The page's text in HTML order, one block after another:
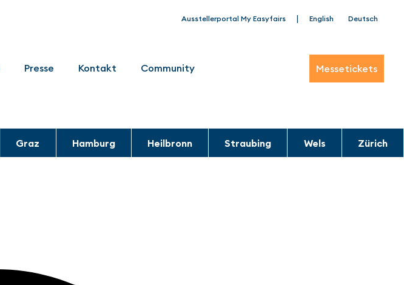
Ausstellerportal My Easyfairs | English Deutsch
Presse Kontakt Community Messetickets
Graz Hamburg Heilbronn Straubing Wels Zürich